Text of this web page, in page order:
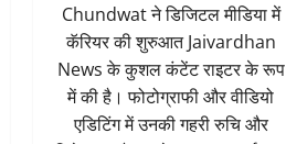
Chundwat ने डिजिटल मीडिया में
कॅरियर की शुरुआत Jaivardhan
News के कुशल कंटेंट राइटर के रूप
में की है। फोटोग्राफी और वीडियो
एडिटिंग में उनकी गहरी रुचि और